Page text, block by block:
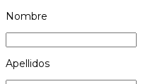
Nombre
Apellidos